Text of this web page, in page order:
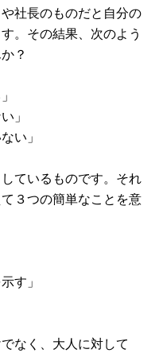
社長のものだと自分の
。その結果、次のよう
？
」
い」
ているものです。それ
３つの簡単なことを意
す」
なく、大人に対して